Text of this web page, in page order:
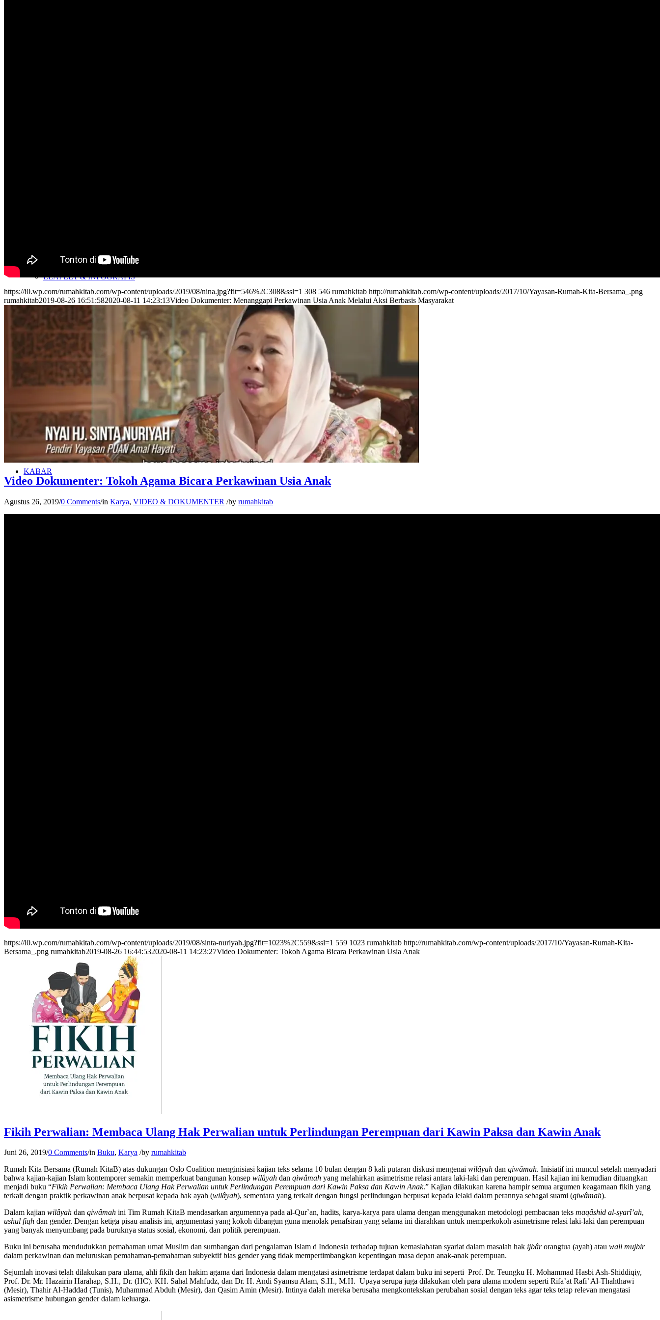
LEAFLET & INFOGRAFIS
CERITA PERUBAHAN
OPINI
KABAR
https://i0.wp.com/rumahkitab.com/wp-content/uploads/2019/08/nina.jpg?fit=546%2C308&ssl=1 308 546 rumahkitab http://rumahkitab.com/wp-content/uploads/2017/10/Yayasan-Rumah-Kita-Bersama_.png
rumahkitab2019-08-26 16:51:582020-08-11 14:23:13Video Dokumenter: Menanggapi Perkawinan Usia Anak Melalui Aksi Berbasis Masyarakat
Video Dokumenter: Tokoh Agama Bicara Perkawinan Usia Anak
Agustus 26, 2019/0 Comments/in Karya, VIDEO & DOKUMENTER /by rumahkitab
https://i0.wp.com/rumahkitab.com/wp-content/uploads/2019/08/sinta-nuriyah.jpg?fit=1023%2C559&ssl=1 559 1023 rumahkitab http://rumahkitab.com/wp-content/uploads/2017/10/Yayasan-Rumah-Kita-
Bersama_.png rumahkitab2019-08-26 16:44:532020-08-11 14:23:27Video Dokumenter: Tokoh Agama Bicara Perkawinan Usia Anak
Fikih Perwalian: Membaca Ulang Hak Perwalian untuk Perlindungan Perempuan dari Kawin Paksa dan Kawin Anak
Juni 26, 2019/0 Comments/in Buku, Karya /by rumahkitab
Rumah Kita Bersama (Rumah KitaB) atas dukungan Oslo Coalition menginisiasi kajian teks selama 10 bulan dengan 8 kali putaran diskusi mengenai wilâyah dan qiwâmah. Inisiatif ini muncul setelah menyadari
bahwa kajian-kajian Islam kontemporer semakin memperkuat bangunan konsep wilâyah dan qiwâmah yang melahirkan asimetrisme relasi antara laki-laki dan perempuan. Hasil kajian ini kemudian dituangkan
menjadi buku “Fikih Perwalian: Membaca Ulang Hak Perwalian untuk Perlindungan Perempuan dari Kawin Paksa dan Kawin Anak.” Kajian dilakukan karena hampir semua argumen keagamaan fikih yang
terkait dengan praktik perkawinan anak berpusat kepada hak ayah (wilâyah), sementara yang terkait dengan fungsi perlindungan berpusat kepada lelaki dalam perannya sebagai suami (qiwâmah).
Dalam kajian wilâyah dan qiwâmah ini Tim Rumah KitaB mendasarkan argumennya pada al-Qur`an, hadits, karya-karya para ulama dengan menggunakan metodologi pembacaan teks maqâshid al-syarî’ah,
ushul fiqh dan gender. Dengan ketiga pisau analisis ini, argumentasi yang kokoh dibangun guna menolak penafsiran yang selama ini diarahkan untuk memperkokoh asimetrisme relasi laki-laki dan perempuan
yang banyak menyumbang pada buruknya status sosial, ekonomi, dan politik perempuan.
Buku ini berusaha mendudukkan pemahaman umat Muslim dan sumbangan dari pengalaman Islam d Indonesia terhadap tujuan kemaslahatan syariat dalam masalah hak ijbârorangtua (ayah) atau wali mujbir
dalam perkawinan dan meluruskan pemahaman-pemahaman subyektif bias gender yang tidak mempertimbangkan kepentingan masa depan anak-anak perempuan.
Sejumlah inovasi telah dilakukan para ulama, ahli fikih dan hakim agama dari Indonesia dalam mengatasi asimetrisme terdapat dalam buku ini seperti Prof. Dr. Teungku H. Mohammad Hasbi Ash-Shiddiqiy,
Prof. Dr. Mr. Hazairin Harahap, S.H., Dr. (HC). KH. Sahal Mahfudz, dan Dr. H. Andi Syamsu Alam, S.H., M.H. Upaya serupa juga dilakukan oleh para ulama modern seperti Rifa’at Rafi’ Al-Thahthawi
(Mesir), Thahir Al-Haddad (Tunis), Muhammad Abduh (Mesir), dan Qasim Amin (Mesir). Intinya dalah mereka berusaha mengkontekskan perubahan sosial dengan teks agar teks tetap relevan mengatasi
asismetrisme hubungan gender dalam keluarga.